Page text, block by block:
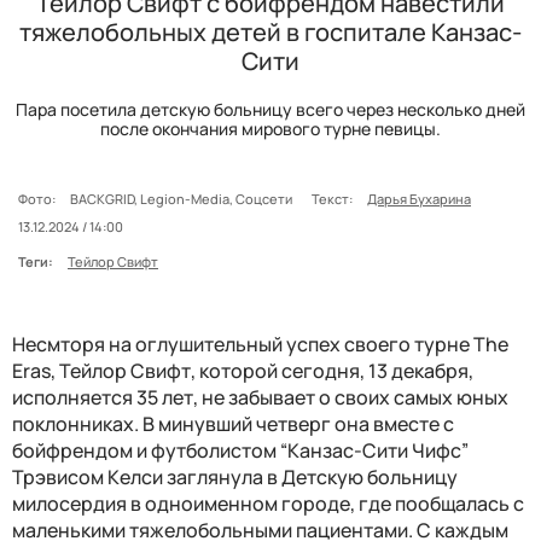
тяжелобольных детей в госпитале Канзас-
Сити
Пара посетила детскую больницу всего через несколько дней
после окончания мирового турне певицы.
Фото: BACKGRID, Legion-Media, Соцсети Текст:
Дарья Бухарина
13.12.2024 / 14:00
Теги:
Тейлор Свифт
Несмторя на оглушительный успех своего турне The
Eras, Тейлор Свифт, которой сегодня, 13 декабря,
исполняется 35 лет, не забывает о своих самых юных
поклонниках. В минувший четверг она вместе с
бойфрендом и футболистом “Канзас-Сити Чифс”
Трэвисом Келси заглянула в Детскую больницу
милосердия в одноименном городе, где пообщалась с
маленькими тяжелобольными пациентами. С каждым